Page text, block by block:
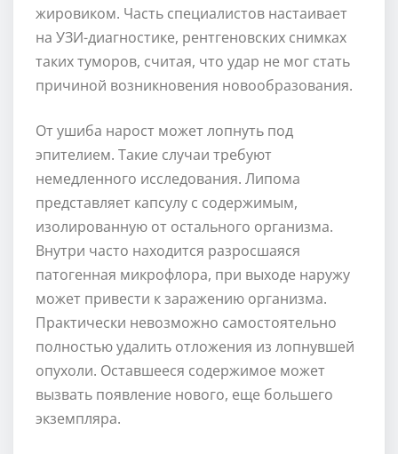
жировиком. Часть специалистов настаивает
на УЗИ-диагностике, рентгеновских снимках
таких туморов, считая, что удар не мог стать
причиной возникновения новообразования.
От ушиба нарост может лопнуть под
эпителием. Такие случаи требуют
немедленного исследования. Липома
представляет капсулу с содержимым,
изолированную от остального организма.
Внутри часто находится разросшаяся
патогенная микрофлора, при выходе наружу
может привести к заражению организма.
Практически невозможно самостоятельно
полностью удалить отложения из лопнувшей
опухоли. Оставшееся содержимое может
вызвать появление нового, еще большего
экземпляра.